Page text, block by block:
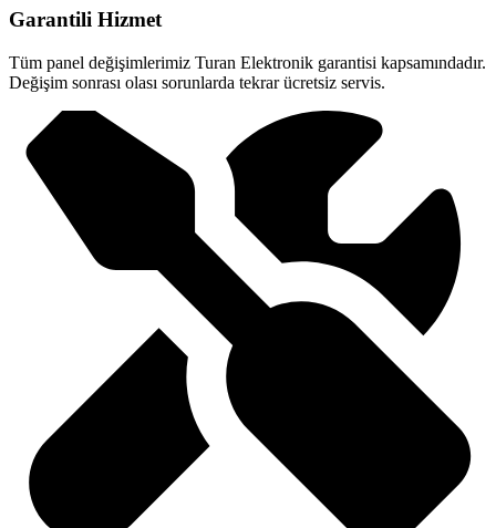
Garantili Hizmet
Tüm panel değişimlerimiz Turan Elektronik garantisi kapsamındadır.
Değişim sonrası olası sorunlarda tekrar ücretsiz servis.